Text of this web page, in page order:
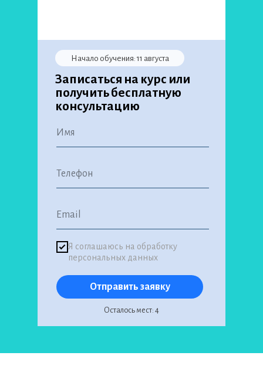
Я соглашаюсь на обработку
персональных данных
Отправить заявку
Осталось мест: 4
Начало обучения: 11 августа
Записаться на курс или
получить бесплатную
консультацию